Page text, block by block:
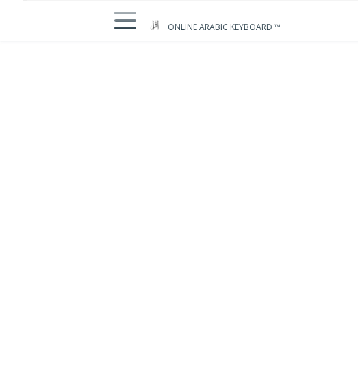
ONLINE ARABIC KEYBOARD ™